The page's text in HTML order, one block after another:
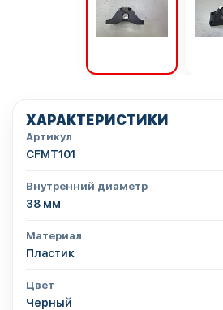
ХАРАКТЕРИСТИКИ
Артикул
CFMT101
Внутренний диаметр
38 мм
Материал
Пластик
Цвет
Черный